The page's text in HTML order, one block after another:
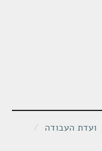
ועדת העבודה /